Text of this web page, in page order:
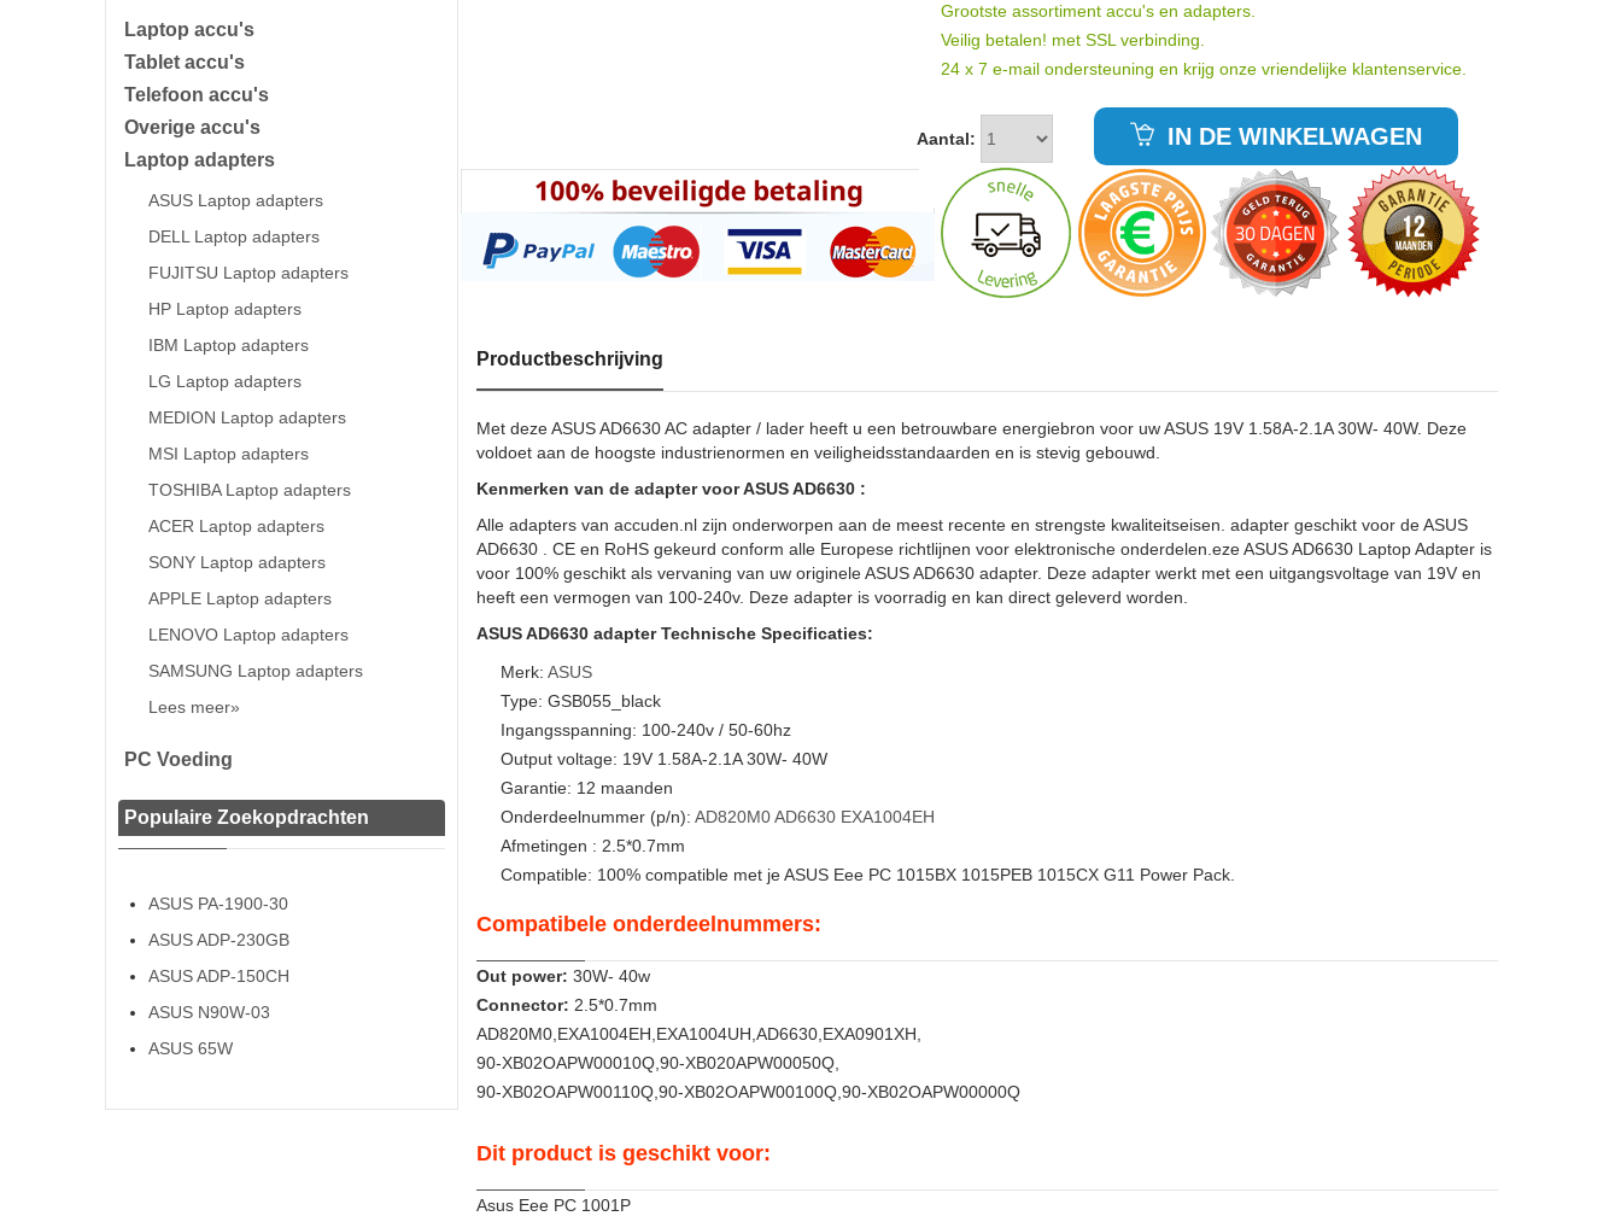
Laptop accu's
Tablet accu's
Telefoon accu's
Overige accu's
Laptop adapters
ASUS Laptop adapters
DELL Laptop adapters
FUJITSU Laptop adapters
HP Laptop adapters
IBM Laptop adapters
LG Laptop adapters
MEDION Laptop adapters
MSI Laptop adapters
TOSHIBA Laptop adapters
ACER Laptop adapters
SONY Laptop adapters
APPLE Laptop adapters
LENOVO Laptop adapters
SAMSUNG Laptop adapters
Lees meer»
PC Voeding
Populaire Zoekopdrachten
ASUS PA-1900-30
ASUS ADP-230GB
ASUS ADP-150CH
ASUS N90W-03
ASUS 65W
Grootste assortiment accu's en adapters.
Veilig betalen! met SSL verbinding.
24 x 7 e-mail ondersteuning en krijg onze vriendelijke klantenservice.
Aantal: IN DE WINKELWAGEN
Productbeschrijving
Met deze ASUS AD6630 AC adapter / lader heeft u een betrouwbare energiebron voor uw ASUS 19V 1.58A-2.1A 30W- 40W. Deze
voldoet aan de hoogste industrienormen en veiligheidsstandaarden en is stevig gebouwd.
Kenmerken van de adapter voor ASUS AD6630 :
Alle adapters van accuden.nl zijn onderworpen aan de meest recente en strengste kwaliteitseisen. adapter geschikt voor de ASUS
AD6630 . CE en RoHS gekeurd conform alle Europese richtlijnen voor elektronische onderdelen.eze ASUS AD6630 Laptop Adapter is
voor 100% geschikt als vervaning van uw originele ASUS AD6630 adapter. Deze adapter werkt met een uitgangsvoltage van 19V en
heeft een vermogen van 100-240v. Deze adapter is voorradig en kan direct geleverd worden.
ASUS AD6630 adapter Technische Specificaties:
Merk: ASUS
Type: GSB055_black
Ingangsspanning: 100-240v / 50-60hz
Output voltage: 19V 1.58A-2.1A 30W- 40W
Garantie: 12 maanden
Onderdeelnummer (p/n): AD820M0 AD6630 EXA1004EH
Afmetingen : 2.5*0.7mm
Compatible: 100% compatible met je ASUS Eee PC 1015BX 1015PEB 1015CX G11 Power Pack.
Compatibele onderdeelnummers:
Out power: 30W- 40w
Connector: 2.5*0.7mm
AD820M0,EXA1004EH,EXA1004UH,AD6630,EXA0901XH,
90-XB02OAPW00010Q,90-XB020APW00050Q,
90-XB02OAPW00110Q,90-XB02OAPW00100Q,90-XB02OAPW00000Q
Dit product is geschikt voor:
Asus Eee PC 1001P